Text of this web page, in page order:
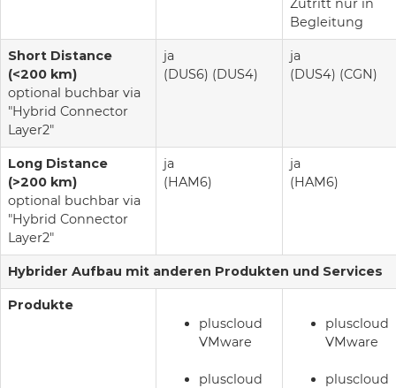
Zutritt nur in
Begleitung
Short Distance
(<200 km)
optional buchbar via
"Hybrid Connector
Layer2"
ja
(DUS6) (DUS4)
ja
(DUS4) (CGN)
Long Distance
(>200 km)
optional buchbar via
"Hybrid Connector
Layer2"
ja
(HAM6)
ja
(HAM6)
Hybrider Aufbau mit anderen Produkten und Services
Produkte
pluscloud
VMware
pluscloud
pluscloud
VMware
pluscloud